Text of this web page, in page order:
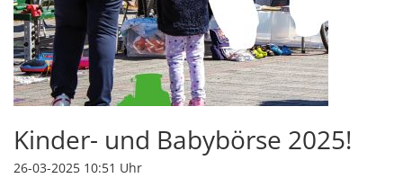
Kinder- und Babybörse 2025!
26-03-2025 10:51 Uhr